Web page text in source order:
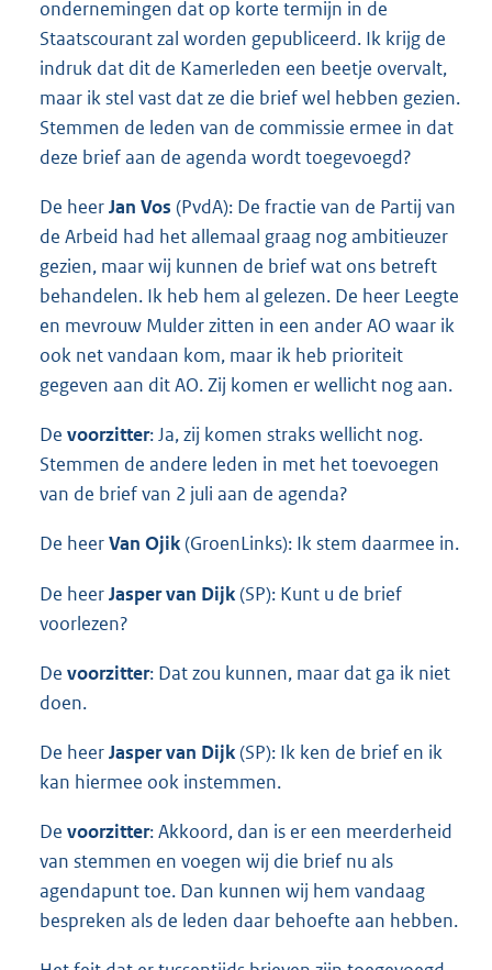
ondernemingen dat op korte termijn in de
Staatscourant zal worden gepubliceerd. Ik krijg de
indruk dat dit de Kamerleden een beetje overvalt,
maar ik stel vast dat ze die brief wel hebben gezien.
Stemmen de leden van de commissie ermee in dat
deze brief aan de agenda wordt toegevoegd?
De heerJan Vos (PvdA): De fractie van de Partij van
de Arbeid had het allemaal graag nog ambitieuzer
gezien, maar wij kunnen de brief wat ons betreft
behandelen. Ik heb hem al gelezen. De heer Leegte
en mevrouw Mulder zitten in een ander AO waar ik
ook net vandaan kom, maar ik heb prioriteit
gegeven aan dit AO. Zij komen er wellicht nog aan.
De voorzitter: Ja, zij komen straks wellicht nog.
Stemmen de andere leden in met het toevoegen
van de brief van 2 juli aan de agenda?
De heerVan Ojik(GroenLinks): Ik stem daarmee in.
De heerJasper van Dijk(SP): Kunt u de brief
voorlezen?
De voorzitter: Dat zou kunnen, maar dat ga ik niet
doen.
De heerJasper van Dijk(SP): Ik ken de brief en ik
kan hiermee ook instemmen.
De voorzitter: Akkoord, dan is er een meerderheid
van stemmen en voegen wij die brief nu als
agendapunt toe. Dan kunnen wij hem vandaag
bespreken als de leden daar behoefte aan hebben.